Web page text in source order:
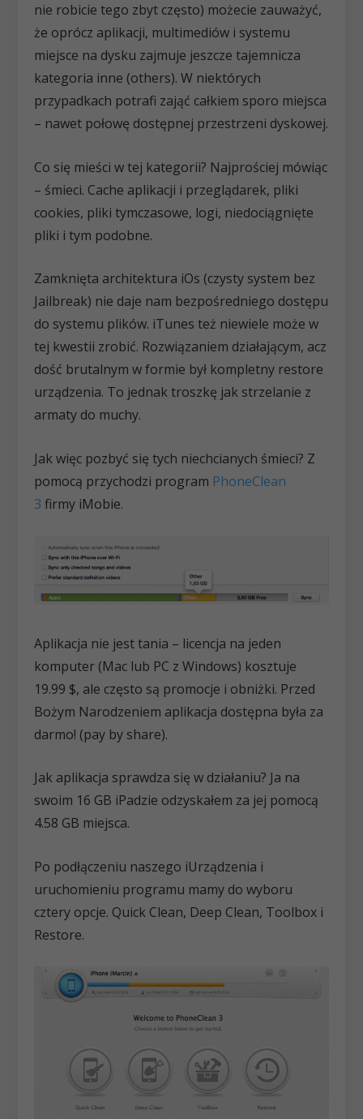
nie robicie tego zbyt często) możecie zauważyć,
że oprócz aplikacji, multimediów i systemu
miejsce na dysku zajmuje jeszcze tajemnicza
kategoria inne (others). W niektórych
przypadkach potrafi zająć całkiem sporo miejsca
– nawet połowę dostępnej przestrzeni dyskowej.
Co się mieści w tej kategorii? Najprościej mówiąc
– śmieci. Cache aplikacji i przeglądarek, pliki
cookies, pliki tymczasowe, logi, niedociągnięte
pliki i tym podobne.
Zamknięta architektura iOs (czysty system bez
Jailbreak) nie daje nam bezpośredniego dostępu
do systemu plików. iTunes też niewiele może w
tej kwestii zrobić. Rozwiązaniem działającym, acz
dość brutalnym w formie był kompletny restore
urządzenia. To jednak troszkę jak strzelanie z
armaty do muchy.
Jak więc pozbyć się tych niechcianych śmieci? Z
pomocą przychodzi program PhoneClean
3 firmy iMobie.
Aplikacja nie jest tania – licencja na jeden
komputer (Mac lub PC z Windows) kosztuje
19.99 $, ale często są promocje i obniżki. Przed
Bożym Narodzeniem aplikacja dostępna była za
darmo! (pay by share).
Jak aplikacja sprawdza się w działaniu? Ja na
swoim 16 GB iPadzie odzyskałem za jej pomocą
4.58 GB miejsca.
Po podłączeniu naszego iUrządzenia i
uruchomieniu programu mamy do wyboru
cztery opcje. Quick Clean, Deep Clean, Toolbox i
Restore.